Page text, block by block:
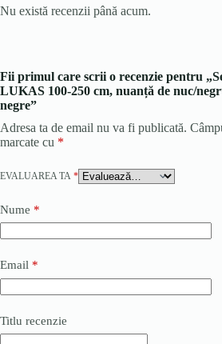
Nu există recenzii până acum.
Fii primul care scrii o recenzie pentru
LUKAS 100-250 cm, nuanță de nuc/
negre”
Adresa ta de email nu va fi publicată.
marcate cu *
EVALUAREA TA *
Nume *
Email *
Titlu recenzie